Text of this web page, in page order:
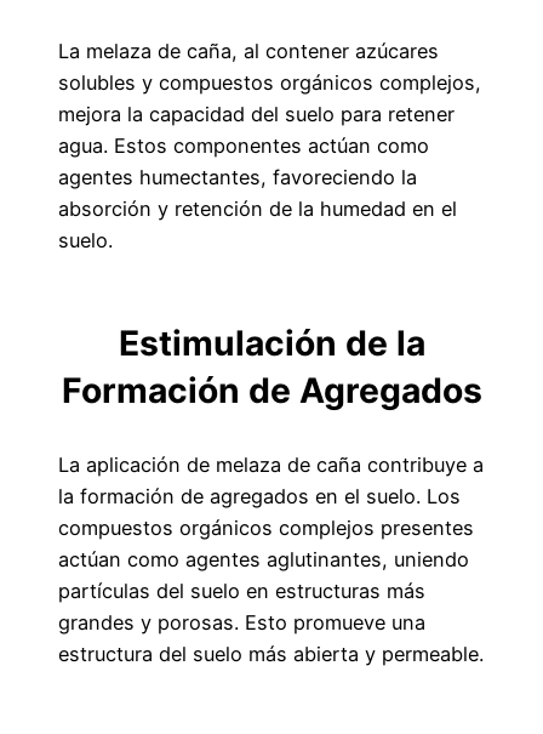
La melaza de caña, al contener azúcares
solubles y compuestos orgánicos complejos,
mejora la capacidad del suelo para retener
agua. Estos componentes actúan como
agentes humectantes, favoreciendo la
absorción y retención de la humedad en el
suelo.
Estimulación de la
Formación de Agregados
La aplicación de melaza de caña contribuye a
la formación de agregados en el suelo. Los
compuestos orgánicos complejos presentes
actúan como agentes aglutinantes, uniendo
partículas del suelo en estructuras más
grandes y porosas. Esto promueve una
estructura del suelo más abierta y permeable.